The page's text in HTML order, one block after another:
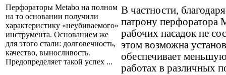
Перфораторы Metabo на полном
на то основании получили
характеристику «неубиваемого»
инструмента. Основанием же
для этого стали: долговечность,
качество, выносливость.
Предопределяет такой успех ...
В частности,
патрону перфоратора
рабочих насадок не
этом возможна
обеспечивает
работах в различных